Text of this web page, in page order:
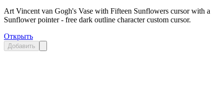
Art Vincent van Gogh's Vase with Fifteen Sunflowers cursor with a
Sunflower pointer - free dark outline character custom cursor.
Открыть
Добавить